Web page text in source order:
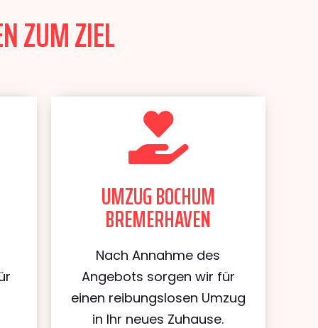
ZUM ZIEL
UMZUG BOCHUM
BREMERHAVEN
Nach Annahme des
Angebots sorgen wir für
einen reibungslosen Umzug
in Ihr neues Zuhause.